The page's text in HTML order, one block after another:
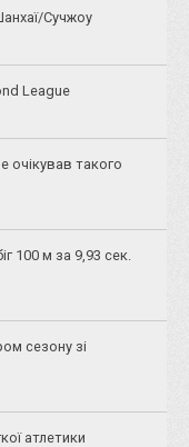
Сучжоу
League
очікував такого
100 м за 9,93 сек.
сезону зі
атлетики